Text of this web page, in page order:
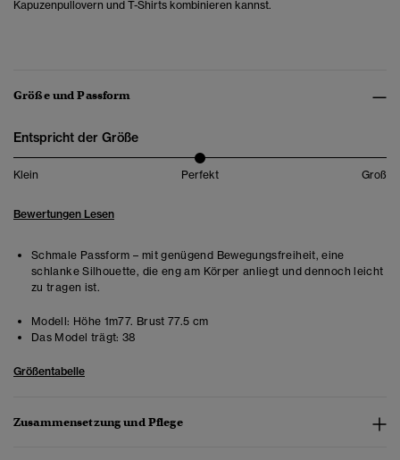
Kapuzenpullovern und T-Shirts kombinieren kannst.
Größe und Passform
Entspricht der Größe
Klein Perfekt Groß
Bewertungen Lesen
Schmale Passform – mit genügend Bewegungsfreiheit, eine
schlanke Silhouette, die eng am Körper anliegt und dennoch leicht
zu tragen ist.
Modell: Höhe 1m77. Brust 77.5 cm
Das Model trägt: 38
Größentabelle
Zusammensetzung und Pflege